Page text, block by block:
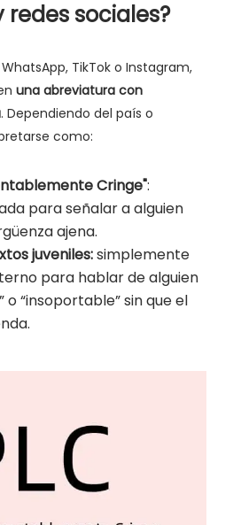
redes sociales?
TikTok o Instagram,
una abreviatura con
. Dependiendo del país o
como:
Cringe":
para señalar a alguien
ajena.
juveniles:simplemente
para hablar de alguien
o “insoportable” sin que el